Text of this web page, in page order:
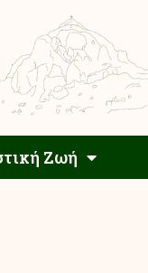
Ζωή
Εκκλησιαστική Ζωή